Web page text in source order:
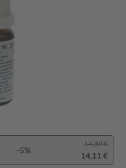
-5%
14,89 €
14,11 €